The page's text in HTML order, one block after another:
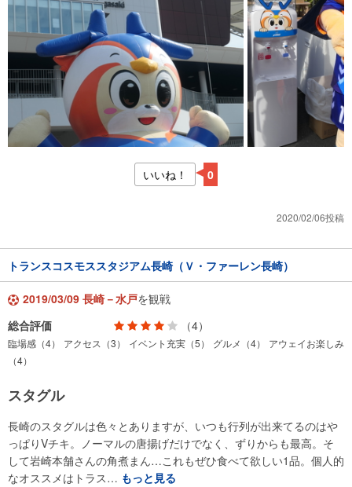
いいね！ 0
2020/02/06投稿
トランスコスモススタジアム長崎（Ｖ・ファーレン長崎）
2019/03/09 長崎－水戸を観戦
総合評価
（4）
臨場感（4） アクセス（3） イベント充実（5） グルメ（4）
アウェイお楽しみ
（4）
スタグル
長崎のスタグルは色々とありますが、いつも行列が出来てるのはや
っぱりVチキ。ノーマルの唐揚げだけでなく、ずりからも最高。そ
して岩崎本舗さんの角煮まん…これもぜひ食べて欲しい1品。個人的
なオススメはトラス… もっと見る